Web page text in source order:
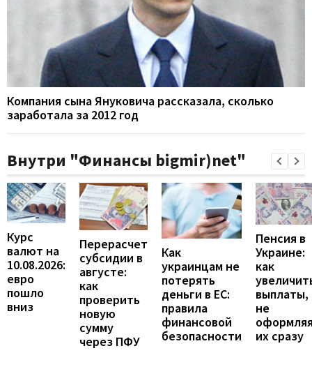
Компания сына Януковича рассказала, сколько
заработала за 2012 год
Внутри "Финансы bigmir)net"
Курс
валют на
10.08.2026:
евро
пошло
вниз
Перерасчет
субсидии в
августе:
как
проверить
новую
сумму
через ПФУ
Как
украинцам не
потерять
деньги в ЕС:
правила
финансовой
безопасности
Пенсия в
Украине:
как
выплаты,
не
их сразу